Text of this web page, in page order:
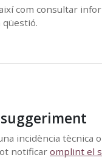
com consultar
incidència tècnica
notificar omplint el